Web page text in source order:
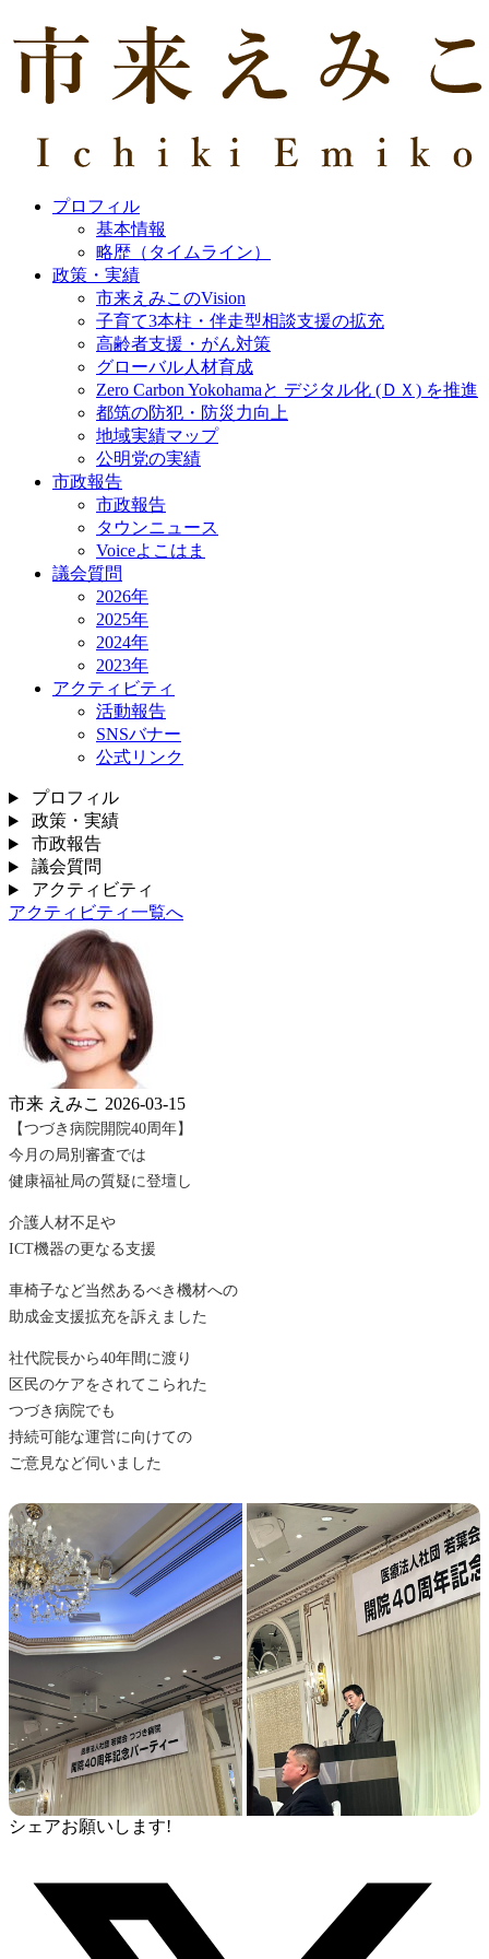
プロフィル
基本情報
略歴（タイムライン）
政策・実績
市来えみこのVision
子育て3本柱・伴走型相談支援の拡充
高齢者支援・がん対策
グローバル人材育成
Zero Carbon Yokohamaと デジタル化 (ＤＸ) を推進
都筑の防犯・防災力向上
地域実績マップ
公明党の実績
市政報告
市政報告
タウンニュース
Voiceよこはま
議会質問
2026年
2025年
2024年
2023年
アクティビティ
活動報告
SNSバナー
公式リンク
プロフィル
政策・実績
市政報告
議会質問
アクティビティ
アクティビティ一覧へ
市来 えみこ 2026-03-15
【つづき病院開院40周年】
今月の局別審査では
健康福祉局の質疑に登壇し
介護人材不足や
ICT機器の更なる支援
車椅子など当然あるべき機材への
助成金支援拡充を訴えました
社代院長から40年間に渡り
区民のケアをされてこられた
つづき病院でも
持続可能な運営に向けての
ご意見など伺いました
シェアお願いします!